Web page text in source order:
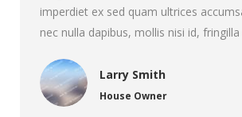
imperdiet ex sed quam ultrices
nec nulla dapibus, mollis nisi id, fringilla
Larry Smith
House Owner